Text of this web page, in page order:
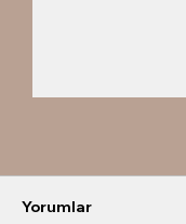
Yorumlar